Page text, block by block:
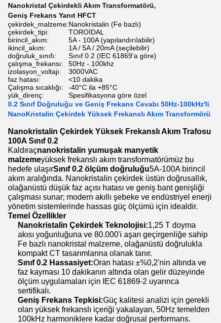
Nanokristal Çekirdekli Akım Transformatörü,
Geniş Frekans Yanıt HFCT
çekirdek_malzeme:Nanokristalin (Fe bazlı)
çekirdek_tipi:
TOROİDAL
birincil_akım:
5A - 100A (yapılandırılabilir)
ikincil_akım:
1A / 5A / 20mA (seçilebilir)
doğruluk_sınıfı:
Sınıf 0.2 (IEC 61869'a göre)
çalışma_frekansı:
50Hz - 100khz
izolasyon_voltajı:
3000VAC
faz hatası:
<10 dakika
Çalışma sıcaklığı:
-40°C ila +85°C
yük_direnç:
Spesifikasyona göre özel
0.2 Sınıf Doğruluğu ve Geniş Frekans Cevabı 50Hz-100kHz'li
NanoKristalin Çekirdek Yüksek Frekanslı Akım Transformörü
Nanokristalin Çekirdek Yüksek Frekanslı Akım Trafosu
100A Sınıf 0.2
Kaldıraçnanokristalin yumuşak manyetik
malzemeyüksek frekanslı akım transformatörümüz bu
hedefe ulaşırSınıf 0.2 ölçüm doğruluğu5A-100A birincil
akım aralığında. Nanokristalin çekirdek üstün doğrusallık,
olağanüstü düşük faz açısı hatası ve geniş bant genişliği
çalışması sunar; modern akıllı şebeke ve endüstriyel enerji
yönetim sistemlerinde hassas güç ölçümü için idealdir.
Temel Özellikler
Nanokristalin Çekirdek Teknolojisi:1,25 T doyma
akısı yoğunluğuna ve 80.000'i aşan geçirgenliğe sahip
Fe bazlı nanokristal malzeme, olağanüstü doğrulukla
kompakt CT tasarımlarına olanak tanır.
Sınıf 0.2 Hassasiyet:Oran hatası ±%0,2'nin altında ve
faz kayması 10 dakikanın altında olan gelir düzeyinde
ölçüm uygulamaları için IEC 61869-2 uyarınca
sertifikalı.
Geniş Frekans Tepkisi:Güç kalitesi analizi için gerekli
olan yüksek frekanslı içeriği yakalayan, 50Hz temelden
100kHz harmoniklere kadar doğrusal performans.